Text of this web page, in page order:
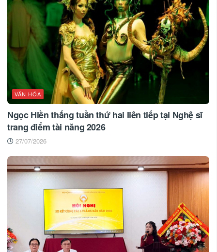
VĂN HÓA
Ngọc Hiền thắng tuần thứ hai liên tiếp tại Nghệ sĩ
trang điểm tài năng 2026
27/07/2026